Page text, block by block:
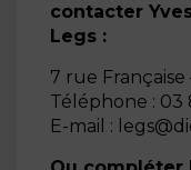
contacter
Legs :
7 rue Française
Téléphone : 03
E-mail :